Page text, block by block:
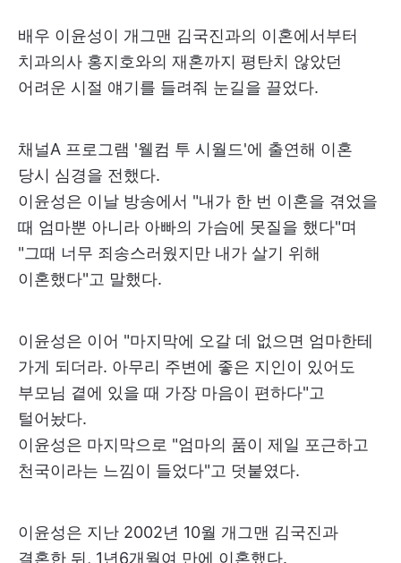
배우 이윤성이 개그맨 김국진과의 이혼에서부터
치과의사 홍지호와의 재혼까지 평탄치 않았던
어려운 시절 얘기를 들려줘 눈길을 끌었다.
채널A 프로그램 '웰컴 투 시월드'에 출연해 이혼
당시 심경을 전했다.
이윤성은 이날 방송에서 "내가 한 번 이혼을 겪었을
때 엄마뿐 아니라 아빠의 가슴에 못질을 했다"며
"그때 너무 죄송스러웠지만 내가 살기 위해
이혼했다"고 말했다.
이윤성은 이어 "마지막에 오갈 데 없으면 엄마한테
가게 되더라. 아무리 주변에 좋은 지인이 있어도
부모님 곁에 있을 때 가장 마음이 편하다"고
털어놨다.
이윤성은 마지막으로 "엄마의 품이 제일 포근하고
천국이라는 느낌이 들었다"고 덧붙였다.
이윤성은 지난 2002년 10월 개그맨 김국진과
결혼한 뒤, 1년6개월여 만에 이혼했다.